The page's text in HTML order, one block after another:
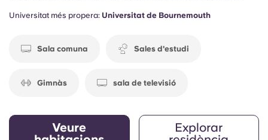
que arribar a les classes és ràpid i còmode!
Universitat més propera: Universitat de Bournemouth
Sala comuna Sales d'estudi
Gimnàs sala de televisió
Veure
Explorar